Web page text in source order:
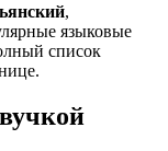
,
языковые
список